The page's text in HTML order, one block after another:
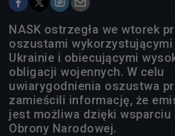
NASK ostrzegła we wtorek
oszustami wykorzystującymi
Ukrainie i obiecującymi
obligacji wojennych. W celu
uwiarygodnienia oszustwa
zamieścili informację, że
jest możliwa dzięki
Obrony Narodowej.